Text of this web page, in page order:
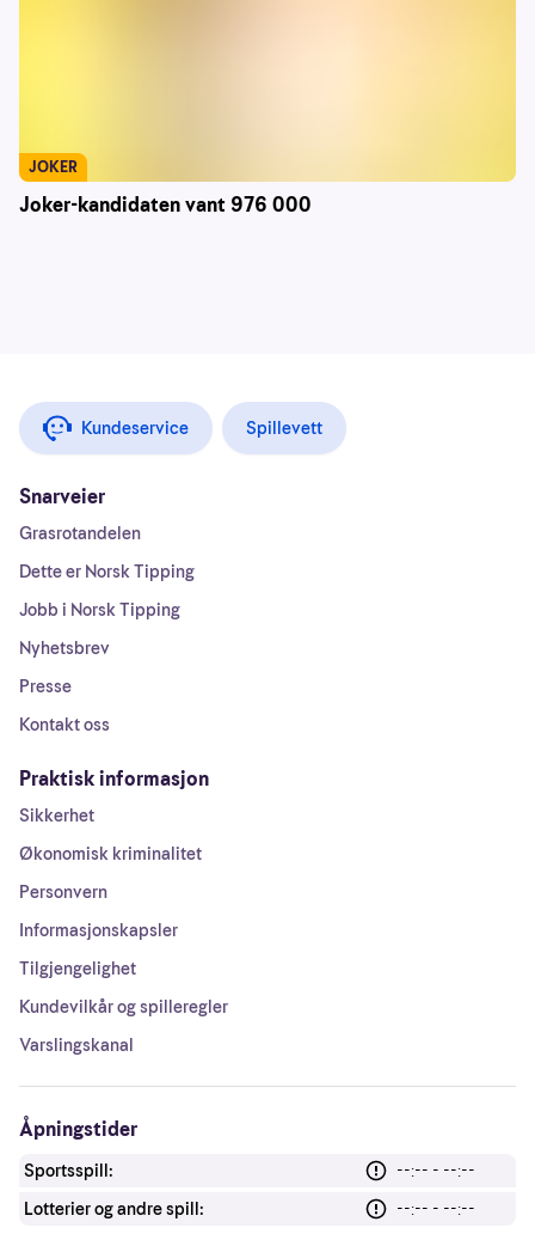
Joker-kandidaten vant 976 000
JOKER
Kundeservice Spillevett
Snarveier
Grasrotandelen
Dette er Norsk Tipping
Jobb i Norsk Tipping
Nyhetsbrev
Presse
Kontakt oss
Praktisk informasjon
Sikkerhet
Økonomisk kriminalitet
Personvern
Informasjonskapsler
Tilgjengelighet
Kundevilkår og spilleregler
Varslingskanal
Åpningstider
Sportsspill:
--:-- - --:--
Lotterier og andre spill:
--:-- - --:--